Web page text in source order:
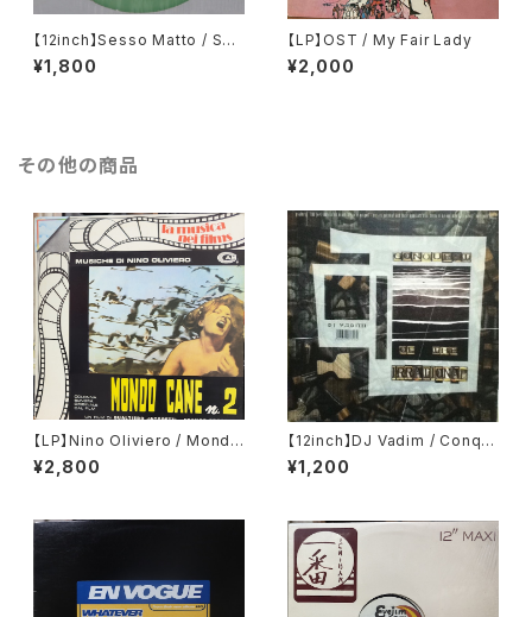
【12inch】Sesso Matto / Ses
somatto (Re-edit)
¥1,800
【LP】OST / My Fair Lady
¥2,000
その他の商品
【LP】Nino Oliviero / Mondo
Cane N° 2
¥2,800
【12inch】DJ Vadim / Conqu
est Of The Irrational
¥1,200